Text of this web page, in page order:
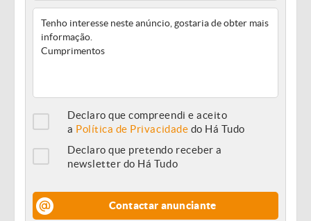
Declaro que compreendi e aceito
a Política de Privacidade do Há Tudo
Declaro que pretendo receber a
newsletter do Há Tudo
Contactar anunciante